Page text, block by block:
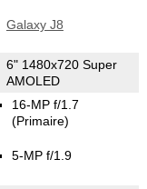
Galaxy J8
6" 1480x720 Super
AMOLED
16-MP f/1.7
(Primaire)
5-MP f/1.9